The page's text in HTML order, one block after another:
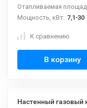
Отапливаемая
Мощность, кВт: 7,1-30
К сравнению
В корзину
Настенный газовый